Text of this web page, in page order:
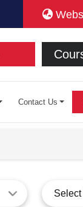
Contact Us
Select